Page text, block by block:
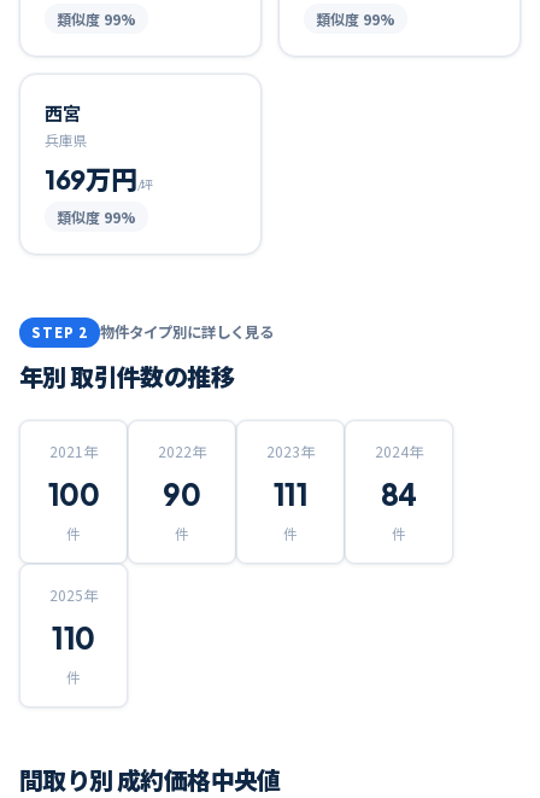
類似度 99% 類似度 99%
西宮
兵庫県
169万円/坪
類似度 99%
STEP 2 物件タイプ別に詳しく見る
年別 取引件数の推移
2021 年
100
件
2022年
90
件
2023年
111
件
2024年
84
件
2025年
110
件
間取り別 成約価格中央値